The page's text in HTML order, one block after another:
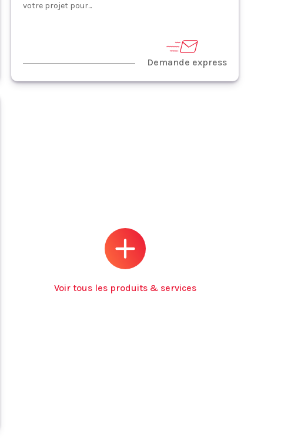
votre projet pour...
Demande express
Voir tous les produits & services